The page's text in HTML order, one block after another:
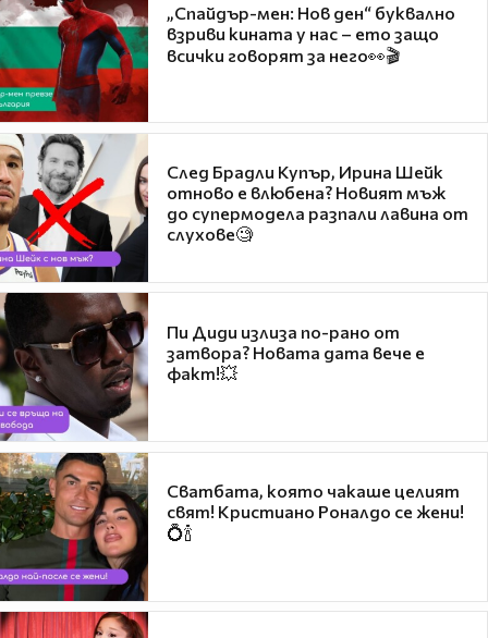
„Спайдър-мен: Нов ден“ буквално
взриви кината у нас – ето защо
всички говорят за него👀🎬
След Брадли Купър, Ирина Шейк
отново е влюбена? Новият мъж
до супермодела разпали лавина от
слухове🧐
Пи Диди излиза по-рано от
затвора? Новата дата вече е
факт!💥
Сватбата, която чакаше целият
свят! Кристиано Роналдо се жени!
💍🍾